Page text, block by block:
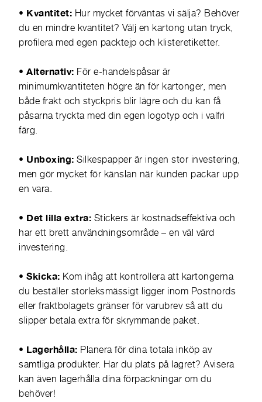
• Kvantitet: Hur mycket förväntas vi sälja? Behöver
du en mindre kvantitet? Välj en kartong utan tryck,
profilera med egen packtejp och klisteretiketter.
• Alternativ: För e-handelspåsar är
minimumkvantiteten högre än för kartonger, men
både frakt och styckpris blir lägre och du kan få
påsarna tryckta med din egen logotyp och i valfri
färg.
• Unboxing: Silkespapper är ingen stor investering,
men gör mycket för känslan när kunden packar upp
en vara.
• Det lilla extra: Stickers är kostnadseffektiva och
har ett brett användningsområde – en väl värd
investering.
• Skicka: Kom ihåg att kontrollera att kartongerna
du beställer storleksmässigt ligger inom Postnords
eller fraktbolagets gränser för varubrev så att du
slipper betala extra för skrymmande paket.
• Lagerhålla: Planera för dina totala inköp av
samtliga produkter. Har du plats på lagret? Avisera
kan även lagerhålla dina förpackningar om du
behöver!